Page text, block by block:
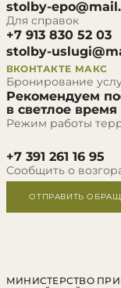
stolby-
Для справок
+7 913 830 52 03
stolby-
ВКОНТАКТЕ МАКС
Бронирование
Рекомендуем
в светлое время
Режим работы
+7 391 261 16 95
Сообщить о
ОТПРАВИТЬ
МИНИСТЕРСТВО